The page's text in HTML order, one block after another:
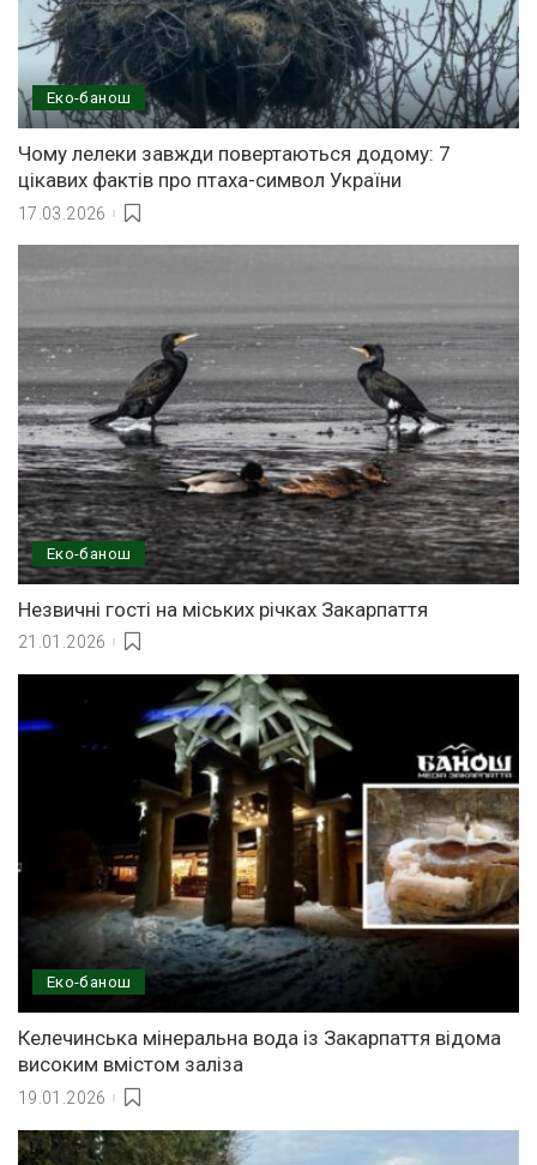
Еко-банош
Чому лелеки завжди повертаються додому: 7
цікавих фактів про птаха-символ України
17.03.2026
Еко-банош
Незвичні гості на міських річках Закарпаття
21.01.2026
Еко-банош
Келечинська мінеральна вода із Закарпаття відома
високим вмістом заліза
19.01.2026